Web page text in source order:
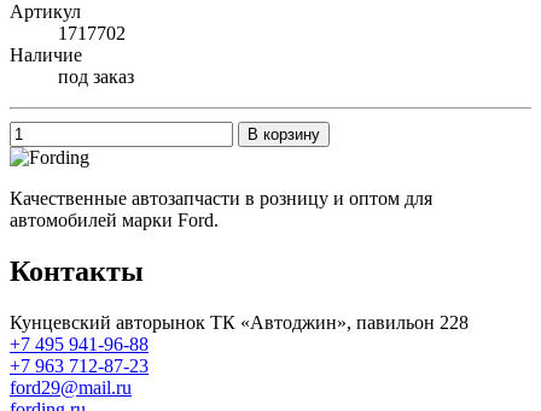
Артикул
1717702
Наличие
под заказ
В корзину
Качественные автозапчасти в розницу и оптом для
автомобилей марки Ford.
Контакты
Кунцевский авторынок ТК «Автоджин», павильон 228
+7 495 941-96-88
+7 963 712-87-23
ford29@mail.ru